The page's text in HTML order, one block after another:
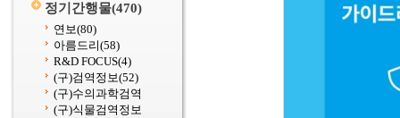
정기간행물(470)
연보(80)
아름드리(58)
R&D FOCUS(4)
(구)검역정보(52)
(구)수의과학검역
(구)식물검역정보